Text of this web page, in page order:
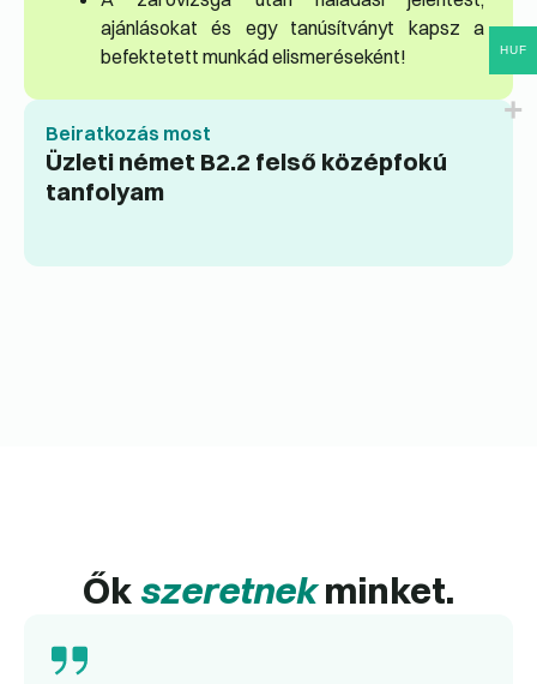
ajánlásokat és egy tanúsítványt kapsz a
befektetett munkád elismeréseként!
Beiratkozás most
Üzleti német B2.2 felső középfokú
tanfolyam
Őkszeretnekminket.
HUF